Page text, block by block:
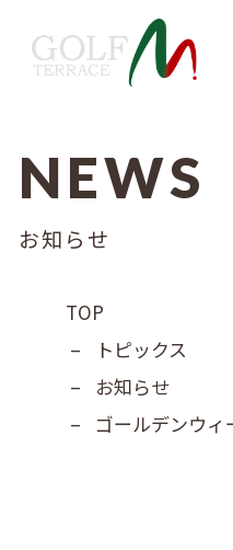
内容をスキップ
NEWS
お知らせ
TOP
–
トピックス
–
お知らせ
–
ゴールデンウ